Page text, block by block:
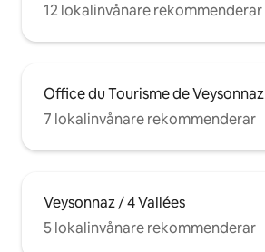
12 lokalinvånare rekommenderar
Office du Tourisme de Veysonnaz
7 lokalinvånare rekommenderar
Veysonnaz / 4 Vallées
5 lokalinvånare rekommenderar